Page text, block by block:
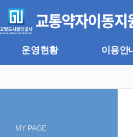
뉴
바
기
바
로
운영현황 이용안
MY PAGE